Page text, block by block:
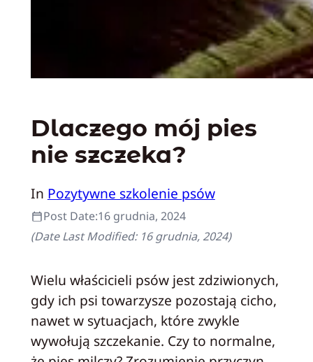
Dlaczego mój pies
nie szczeka?
In Pozytywne szkolenie psów
Post Date:16 grudnia, 2024
(Date Last Modified: 16 grudnia, 2024)
Wielu właścicieli psów jest zdziwionych,
gdy ich psi towarzysze pozostają cicho,
nawet w sytuacjach, które zwykle
wywołują szczekanie. Czy to normalne,